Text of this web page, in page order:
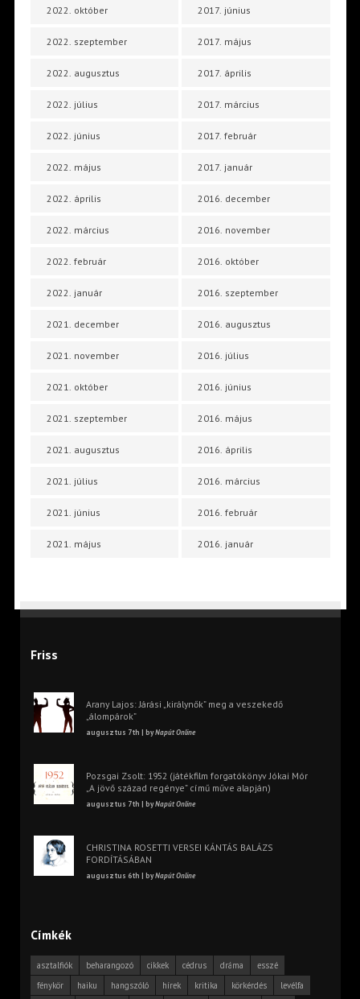
2022. október
2022. szeptember
2022. augusztus
2022. július
2022. június
2022. május
2022. április
2022. március
2022. február
2022. január
2021. december
2021. november
2021. október
2021. szeptember
2021. augusztus
2021. július
2021. június
2021. május
2017. június
2017. május
2017. április
2017. március
2017. február
2017. január
2016. december
2016. november
2016. október
2016. szeptember
2016. augusztus
2016. július
2016. június
2016. május
2016. április
2016. március
2016. február
2016. január
Friss
Arany Lajos: Járási „királynők” meg a veszekedő
„álompárok”
augusztus 7th | byNapút Online
Pozsgai Zsolt: 1952 (játékfilm forgatókönyv Jókai Mór
„A jövő század regénye” című műve alapján)
augusztus 7th | byNapút Online
CHRISTINA ROSETTI VERSEI KÁNTÁS BALÁZS
FORDÍTÁSÁBAN
augusztus 6th | byNapút Online
Címkék
asztalfiók beharangozó cikkek cédrus dráma
esszé
fénykör
haiku hangszóló hírek kritika körkérdés
levélfa